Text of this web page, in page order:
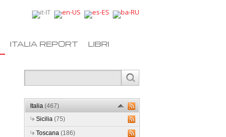
ITALIA REPORT LIBRI
Italia(467)
Sicilia(75)
Toscana(186)